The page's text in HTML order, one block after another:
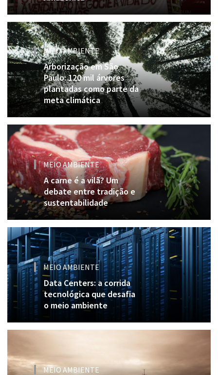
MEIO AMBIENTE
Arborização em São
Paulo: 120 mil árvores
plantadas como parte da
meta climática
MEIO AMBIENTE
A carne é a vilã? Um
debate entre tradição e
sustentabilidade
MEIO AMBIENTE
Data Centers: a corrida
tecnológica que desafia
o meio ambiente
MEIO AMBIENTE